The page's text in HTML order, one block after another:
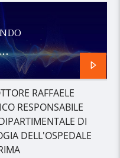
RAFFAELE
RESPONSABILE
DI
DELL'OSPEDALE